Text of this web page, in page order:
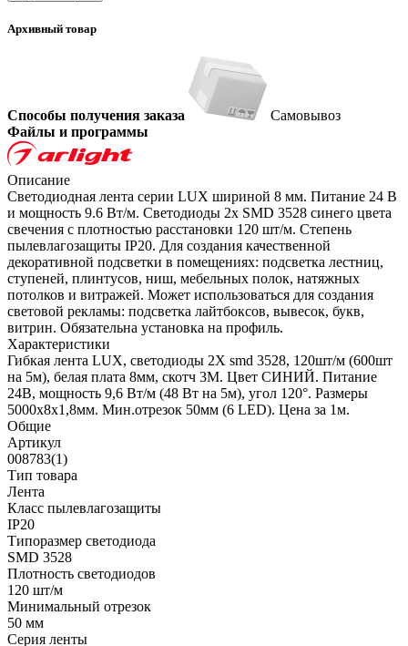
Архивный товар
Способы получения заказа
Самовывоз
Файлы и программы
Описание
Светодиодная лента серии LUX шириной 8 мм. Питание 24 В
и мощность 9.6 Вт/м. Светодиоды 2x SMD 3528 синего цвета
свечения с плотностью расстановки 120 шт/м. Степень
пылевлагозащиты IP20. Для создания качественной
декоративной подсветки в помещениях: подсветка лестниц,
ступеней, плинтусов, ниш, мебельных полок, натяжных
потолков и витражей. Может использоваться для создания
световой рекламы: подсветка лайтбоксов, вывесок, букв,
витрин. Обязательна установка на профиль.
Характеристики
Гибкая лента LUX, светодиоды 2X smd 3528, 120шт/м (600шт
на 5м), белая плата 8мм, скотч 3М. Цвет СИНИЙ. Питание
24В, мощность 9,6 Вт/м (48 Вт на 5м), угол 120°. Размеры
5000х8х1,8мм. Мин.отрезок 50мм (6 LED). Цена за 1м.
Общие
Артикул
008783(1)
Тип товара
Лента
Класс пылевлагозащиты
IP20
Типоразмер светодиода
SMD 3528
Плотность светодиодов
120 шт/м
Минимальный отрезок
50 мм
Серия ленты